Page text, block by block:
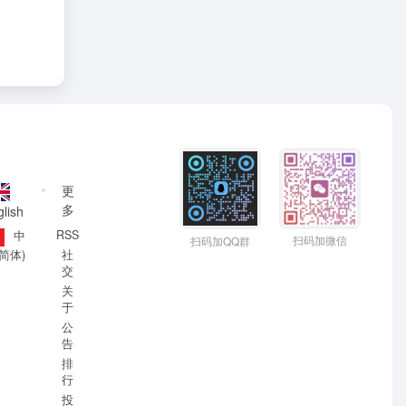
中
体)
更
多
RSS
社
交
关
于
公
告
排
行
投
扫码加QQ群 扫码加微信